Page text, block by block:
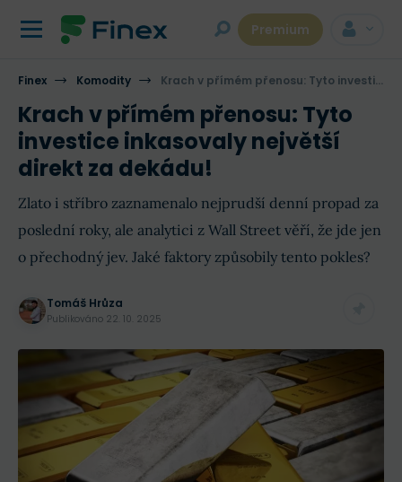
Premium
Finex Komodity Krach v přímém přenosu: Tyto investice inkasovaly největší direkt za dekádu!
Krach v přímém přenosu: Tyto
investice inkasovaly největší
direkt za dekádu!
Zlato i stříbro zaznamenalo nejprudší denní propad za
poslední roky, ale analytici z Wall Street věří, že jde jen
o přechodný jev. Jaké faktory způsobily tento pokles?
Tomáš Hrůza
Publikováno 22. 10. 2025